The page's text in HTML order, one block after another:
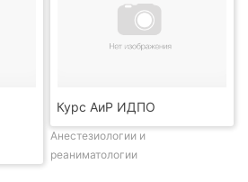
Курс АиР ИДПО
Анестезиологии и
реаниматологии